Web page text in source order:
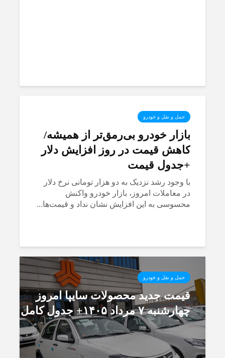
حمل و نقل و خودرو
بازار خودرو بی‌رمق‌تر از همیشه/
کاهش قیمت در روز افزایش دلار
+جدول قیمت
با وجود رشد نزدیک به دو هزار تومانی نرخ دلار
در معاملات امروز، بازار خودرو واکنش
محسوسی به این افزایش نشان نداد و قیمت‌ها...
حمل و نقل و خودرو
قیمت جدید محصولات سایپا امروز
چهارشنبه ۷ مرداد ۱۴۰۵+ جدول کامل